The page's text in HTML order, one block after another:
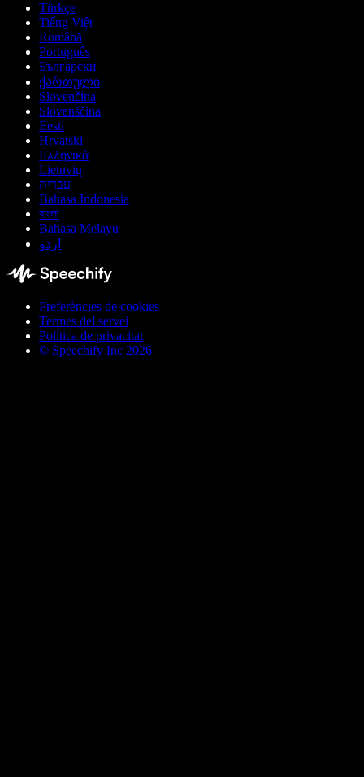
Türkçe
Tiếng Việt
Română
Português
Български
ქართული
Slovenčina
Slovenščina
Eesti
Hrvatski
Ελληνικά
Lietuvių
עברית
Bahasa Indonesia
বাংলা
Bahasa Melayu
اردو
Preferències de cookies
Termes del servei
Política de privacitat
© Speechify Inc 2026